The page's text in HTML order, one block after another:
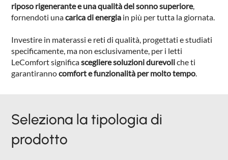
riposo rigenerante e una qualità del sonno superiore,
fornendoti unacarica di energia in più per tutta la giornata.
Investire in materassi e reti di qualità, progettati e studiati
specificamente, ma non esclusivamente, per i letti
LeComfort significascegliere soluzionidurevoliche ti
garantirannocomfort e funzionalità per molto tempo
Seleziona la tipologia di
prodotto